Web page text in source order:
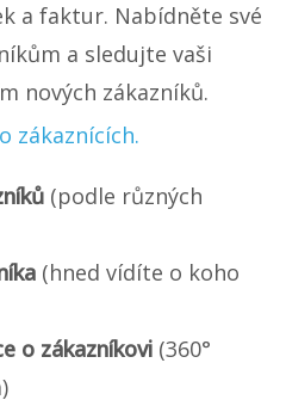
a faktur. Nabídněte své
a sledujte vaši
nových zákazníků.
zákaznících.
(podle různých
(hned vídíte o koho
o zákazníkovi (360°